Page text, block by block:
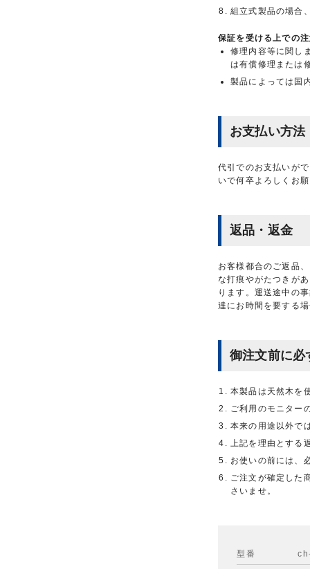
組立式製品の場合
保証を受ける上での
修理内容等に関し
は有償修理または
製品によっては国
お支払い方法
代引でのお支払いが
いで何卒よろしくお
返品・返金
お客様都合のご返品
な打痕やがたつきが
ります。運送途中の
達にお時間を要する
御注文前に必
本製品は天然木を
ご利用のモニター
本来の用途以外で
上記を理由とする
お使いの前には、
ご注文が確定した
さいませ。
型番